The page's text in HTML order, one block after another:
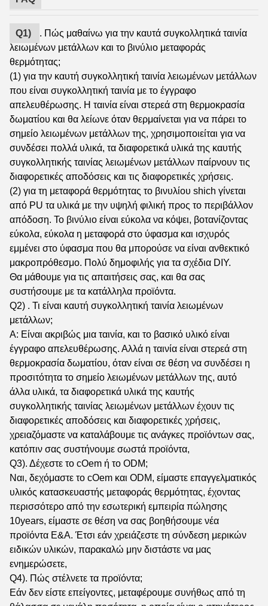
Q1)
. Πώς μαθαίνω για την καυτά συγκολλητικά ταινία
λειωμένων μετάλλων και το βινύλιο μεταφοράς
θερμότητας;
(1) για την καυτή συγκολλητική ταινία λειωμένων μετάλλων
που είναι συγκολλητική ταινία με το έγγραφο
απελευθέρωσης. Η ταινία είναι στερεά στη θερμοκρασία
δωματίου και θα λείωνε όταν θερμαίνεται για να πάρει το
σημείο λειωμένων μετάλλων της, χρησιμοποιείται για να
συνδέσει πολλά υλικά, τα διαφορετικά υλικά της καυτής
συγκολλητικής ταινίας λειωμένων μετάλλων παίρνουν τις
διαφορετικές αποδόσεις και τις διαφορετικές χρήσεις.
(2) για τη μεταφορά θερμότητας το βινυλίου shich γίνεται
από PU τα υλικά με την υψηλή φιλική προς το περιβάλλον
απόδοση. Το βινύλιο είναι εύκολα να κόψει, βοτανίζοντας
εύκολα, εύκολα η μεταφορά στο ύφασμα και ισχυρός
εμμένει στο ύφασμα που θα μπορούσε να είναι ανθεκτικό
μακροπρόθεσμο. Πολύ δημοφιλής για τα σχέδια DIY.
Θα μάθουμε για τις απαιτήσεις σας, και θα σας
συστήσουμε με τα κατάλληλα προϊόντα.
Q2) . Τι είναι καυτή συγκολλητική ταινία λειωμένων
μετάλλων;
Α: Είναι ακριβώς μια ταινία, και το βασικό υλικό είναι
έγγραφο απελευθέρωσης. Αλλά η ταινία είναι στερεά στη
θερμοκρασία δωματίου, όταν είναι σε θέση να συνδέσει η
προσιτότητα το σημείο λειωμένων μετάλλων της, αυτό
άλλα υλικά, τα διαφορετικά υλικά της καυτής
συγκολλητικής ταινίας λειωμένων μετάλλων έχουν τις
διαφορετικές αποδόσεις και διαφορετικές χρήσεις,
χρειαζόμαστε να καταλάβουμε τις ανάγκες προϊόντων σας,
κατόπιν σας συστήνουμε σωστά προϊόντα,
Q3). Δέχεστε το cOem ή το ODM;
Ναι, δεχόμαστε το cOem και ODM, είμαστε επαγγελματικός
υλικός κατασκευαστής μεταφοράς θερμότητας, έχοντας
περισσότερο από την εσωτερική εμπειρία πώλησης
10years, είμαστε σε θέση να σας βοηθήσουμε νέα
προϊόντα Ε&Α. Έτσι εάν χρειάζεστε τη σύνδεση μερικών
ειδικών υλικών, παρακαλώ μην διστάστε να μας
ενημερώσετε,
Q4). Πώς στέλνετε τα προϊόντα;
Εάν δεν είστε επείγοντες, μεταφέρουμε συνήθως από τη